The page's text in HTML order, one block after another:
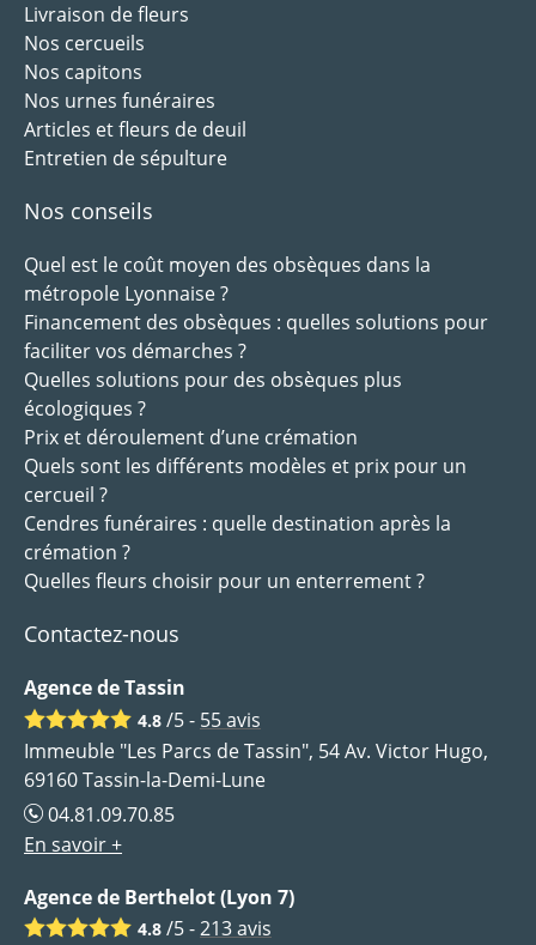
Livraison de fleurs
Nos cercueils
Nos capitons
Nos urnes funéraires
Articles et fleurs de deuil
Entretien de sépulture
Nos conseils
Quel est le coût moyen des obsèques dans la
métropole Lyonnaise ?
Financement des obsèques : quelles solutions pour
faciliter vos démarches ?
Quelles solutions pour des obsèques plus
écologiques ?
Prix et déroulement d’une crémation
Quels sont les différents modèles et prix pour un
cercueil ?
Cendres funéraires : quelle destination après la
crémation ?
Quelles fleurs choisir pour un enterrement ?
Contactez-nous
Agence de Tassin
4.8 /5 - 55avis
Immeuble "Les Parcs de Tassin", 54 Av. Victor Hugo,
69160 Tassin-la-Demi-Lune
04.81.09.70.85
En savoir +
Agence de Berthelot (Lyon 7)
4.8 /5 -213avis